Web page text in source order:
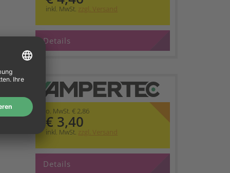
inkl. MwSt. zzgl. Versand
Details
o. MwSt. € 2,86
€ 3,40
inkl. MwSt. zzgl. Versand
Details